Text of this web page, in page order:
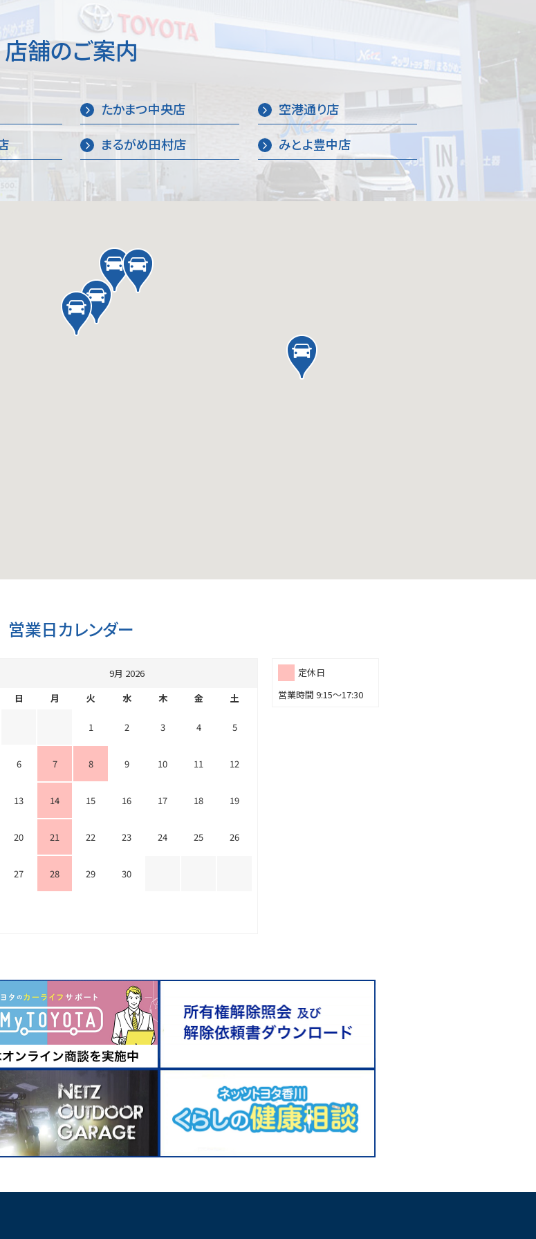
店舗のご案内
たかまつ中央店
空港通り店
まるがめ田村店 みとよ豊中店
営業日カレンダー
定休日
営業時間 9:15～17:30
9月 2026
日
月 火 水 木 金 土
1 2 3 4 5
6 7 8 9 10 11 12
13 14 15 16 17 18 19
20 21 22 23 24 25 26
27 28 29 30